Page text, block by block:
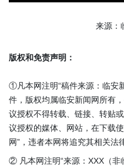
来源
版权和免责声明：
①凡本网注明“稿件来源：临安
件，版权均属临安新闻网所有
议授权不得转载、链接、转贴
议授权的媒体、网站，在下载
网”，违者本网将追究其相关法
② 凡本网注明“来源：XXX（非